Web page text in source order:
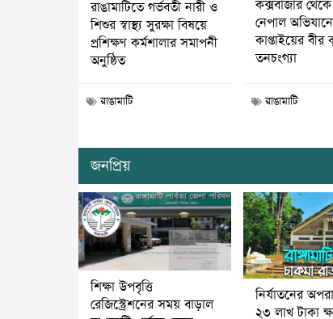
রাঙামাটিতে গর্ভবতী নারী ও
শিশুর স্বাস্থ্য সুরক্ষা বিষয়ে
প্রশিক্ষণ কর্মশালার সমাপনী
অনুষ্ঠিত
রাঙামাটি
কক্সবাজার
নেপাল
কাপ্তাইয়ের বীর
তনচংগ্যা
রাঙামাটি
জনপ্রিয়
শিক্ষা উপবৃত্তি
রেজিস্ট্রেশনের সময় বাড়াল
নির্যাতনের
২৩ লাখ টাকা